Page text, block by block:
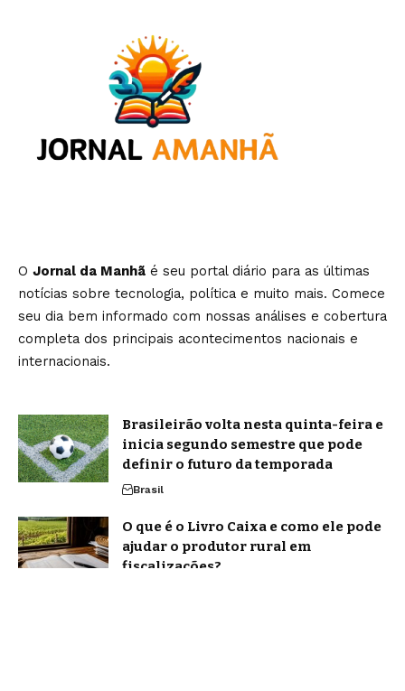
O Jornal da Manhã é seu portal diário para as últimas
notícias sobre tecnologia, política e muito mais. Comece
seu dia bem informado com nossas análises e cobertura
completa dos principais acontecimentos nacionais e
internacionais.
Brasileirão volta nesta quinta-feira e
inicia segundo semestre que pode
definir o futuro da temporada
Brasil
O que é o Livro Caixa e como ele pode
ajudar o produtor rural em
fiscalizações?